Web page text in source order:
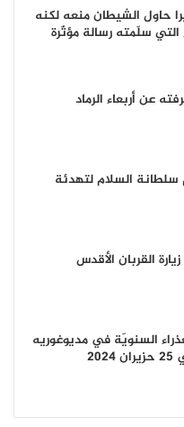
حاول الشيطان منعه لكنه
التي سلّمته رسالة مؤثّرة
عن أربعاء الرماد
سلطانة السلام لتهدئة
القربان الأقدس
السنويّة في مديوغوريه